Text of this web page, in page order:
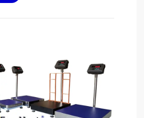
stainless steel untuk mencapai
dengan fungsi maksimal.
untuk menghindari masuknya
korsleting. Tetap
pada saat pengisian ulang